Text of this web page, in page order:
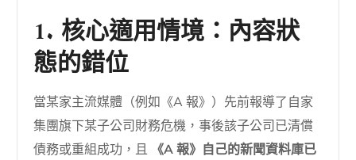
1. 核心適用情境：內容狀
態的錯位
當某家主流媒體（例如《A 報》）先前報導了自家
集團旗下某子公司財務危機，事後該子公司已清償
債務或重組成功，且 《A 報》自己的新聞資料庫已